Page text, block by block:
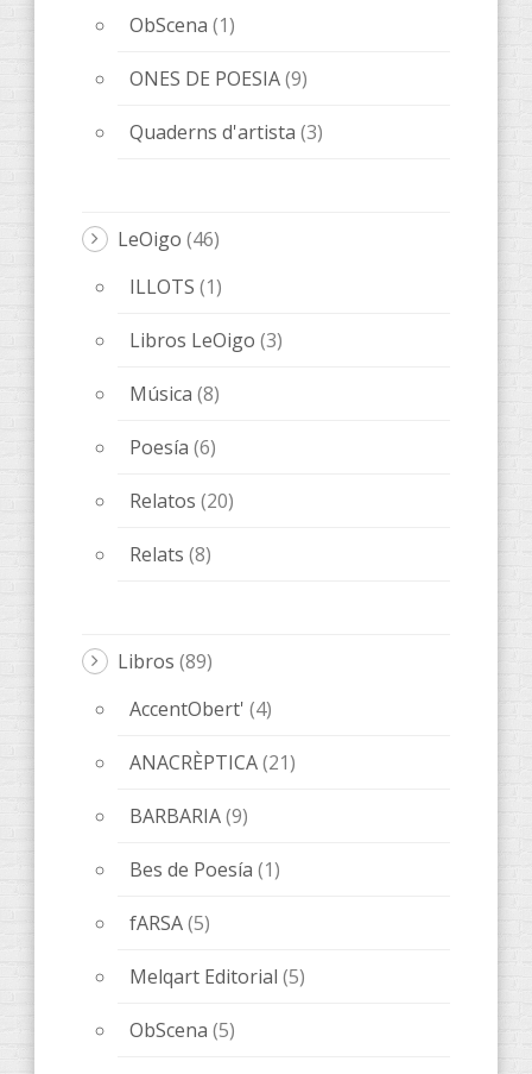
ObScena (1)
ONES DE POESIA(9)
Quaderns d'artista (3)
LeOigo (46)
ILLOTS (1)
Libros LeOigo (3)
Música (8)
Poesía (6)
Relatos (20)
Relats (8)
Libros (89)
AccentObert' (4)
ANACRÈPTICA(21)
BARBARIA(9)
Bes de Poesía (1)
fARSA(5)
Melqart Editorial (5)
ObScena (5)